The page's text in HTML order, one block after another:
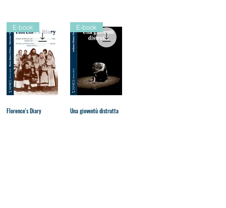
Schnellansicht
E-book
Florence's Diary Schnellansicht
E-book
Una gioventù distrutta